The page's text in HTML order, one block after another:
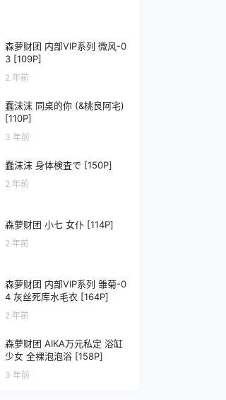
森萝财团 内部VIP系列 微风-0
3 [109P]
2 年前
蠢沫沫 同桌的你 (&桃良阿宅)
[110P]
3 年前
蠢沫沫 身体検査で [150P]
2 年前
森萝财团 小七 女仆 [114P]
2 年前
森萝财团 内部VIP系列 雏菊-0
4 灰丝死库水毛衣 [164P]
2 年前
森萝财团 AIKA万元私定 浴缸
少女 全裸泡泡浴 [158P]
3 年前